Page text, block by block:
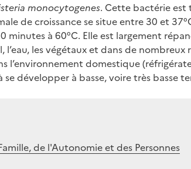
monocytogenes. Cette bactérie est
de croissance se situe entre 30 et
minutes à 60°C. Elle est largement
les végétaux et dans de nombreux
l’environnement domestique
développer à basse, voire très basse
de l'Autonomie et des Personnes